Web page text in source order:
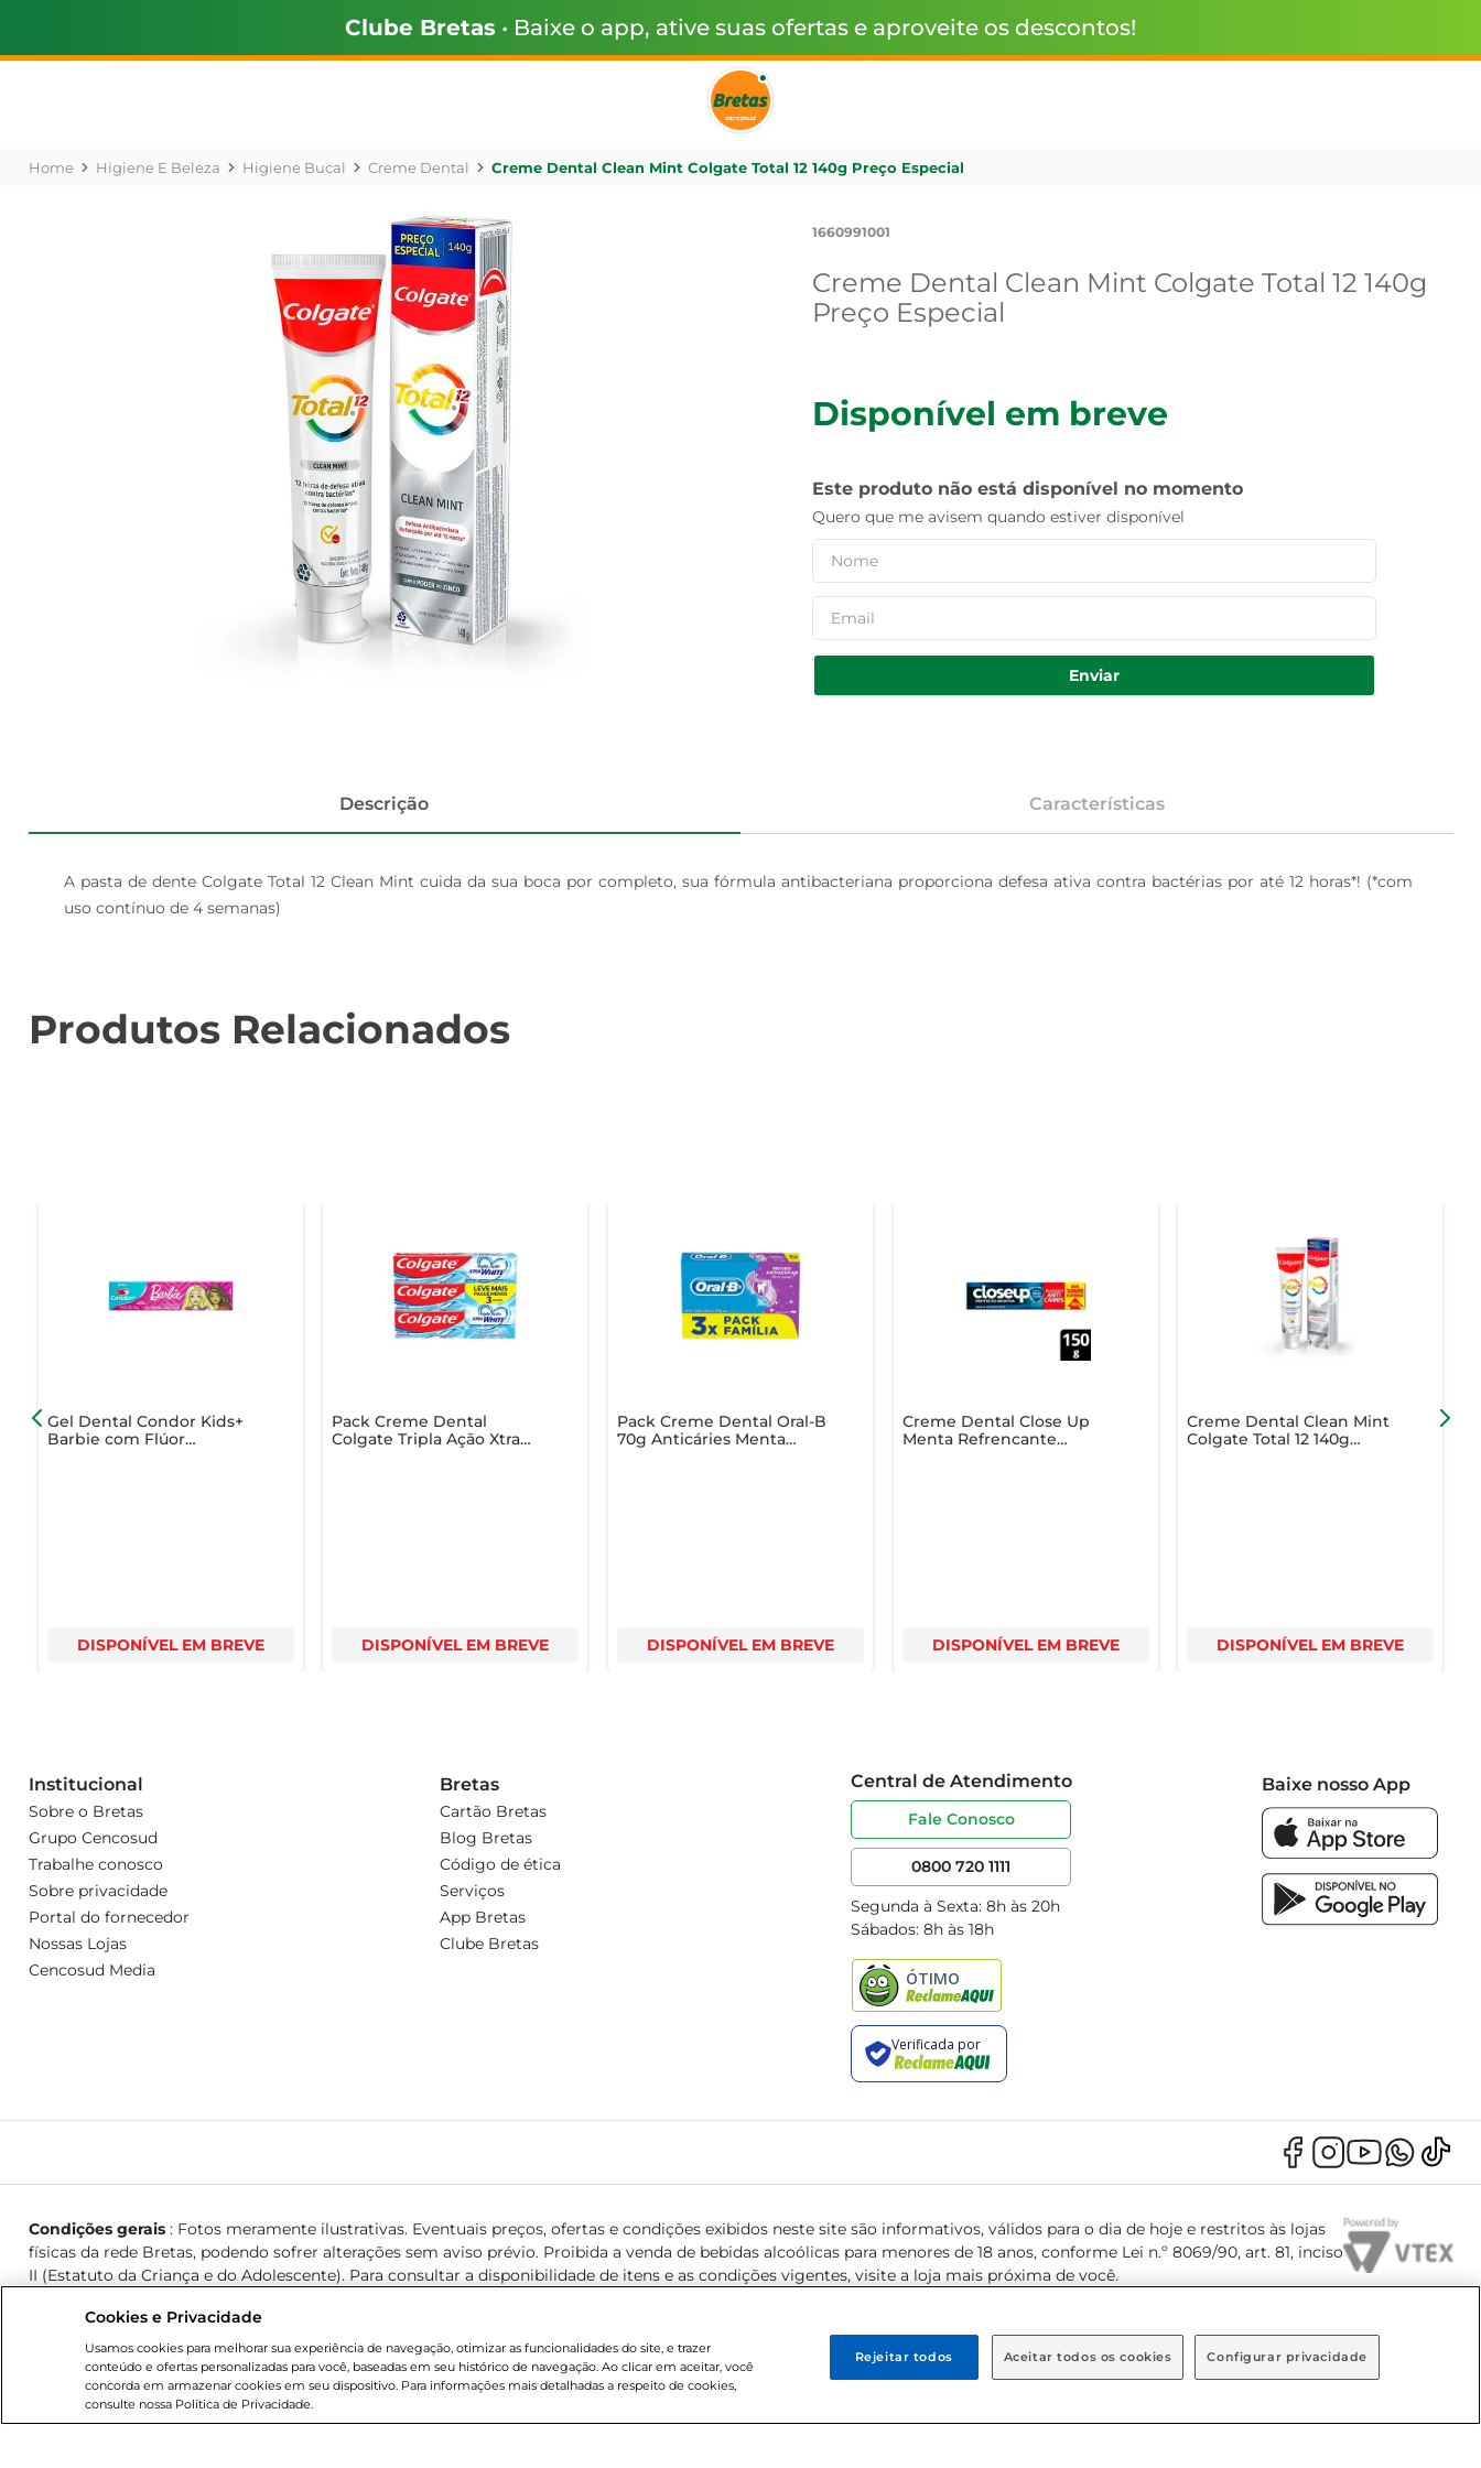
Clube Bretas • Baixe o app, ative suas ofertas e aproveite os descontos!
Higiene E Beleza Higiene Bucal Creme Dental Creme Dental Clean Mint Colgate Total 12 140g Preço Especial
1660991001
Creme Dental Clean Mint Colgate Total 12 140g
Preço Especial
Disponível em breve
Este produto não está disponível no momento
Quero que me avisem quando estiver disponível
Enviar
Descrição Características
A pasta de dente Colgate Total 12 Clean Mint cuida da sua boca por completo, sua fórmula antibacteriana proporciona defesa ativa contra bactérias por até 12 horas*! (*com
uso contínuo de 4 semanas)
Produtos Relacionados
Gel Dental Condor Kids+
Barbie com Flúor
DISPONÍVEL EM BREVE
Pack Creme Dental
Colgate Tripla Ação Xtra
DISPONÍVEL EM BREVE
Pack Creme Dental Oral-B
70g Anticáries Menta
DISPONÍVEL EM BREVE
Creme Dental Close Up
Menta Refrencante
DISPONÍVEL EM BREVE
Creme Dental Clean Mint
Colgate Total 12 140g
DISPONÍVEL EM BREVE
Institucional
Sobre o Bretas
Grupo Cencosud
Trabalhe conosco
Sobre privacidade
Portal do fornecedor
Nossas Lojas
Cencosud Media
Bretas
Cartão Bretas
Blog Bretas
Código de ética
Serviços
App Bretas
Clube Bretas
Central de Atendimento
Fale Conosco
0800 720 1111
Segunda à Sexta: 8h às 20h
Sábados: 8h às 18h
Baixe nosso App
Condições gerais: Fotos meramente ilustrativas. Eventuais preços, ofertas e condições exibidos neste site são informativos, válidos para o dia de hoje e restritos às lojas
físicas da rede Bretas, podendo sofrer alterações sem aviso prévio. Proibida a venda de bebidas alcoólicas para menores de 18 anos, conforme Lei n.º 8069/90, art. 81, inciso
II (Estatuto da Criança e do Adolescente). Para consultar a disponibilidade de itens e as condições vigentes, visite a loja mais próxima de você.
Cookies e Privacidade
Usamos cookies para melhorar sua experiência de navegação, otimizar as funcionalidades do site, e trazer
conteúdo e ofertas personalizadas para você, baseadas em seu histórico de navegação. Ao clicar em aceitar, você
concorda em armazenar cookies em seu dispositivo. Para informações mais detalhadas a respeito de cookies,
consulte nossa Política de Privacidade.
Configurar privacidade
Rejeitar todos Aceitar todos os cookies